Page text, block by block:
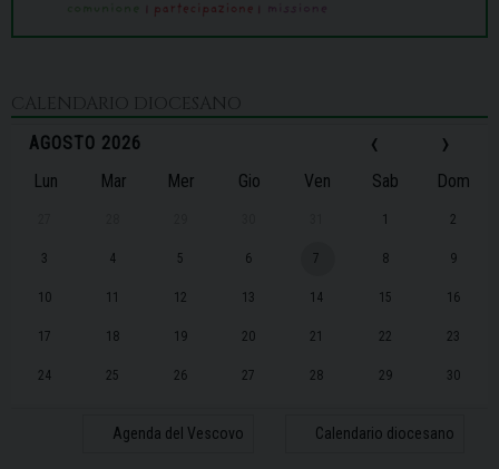
CALENDARIO DIOCESANO
‹
AGOSTO 2026 ›
Lun Mar Mer Gio Ven Sab Dom
1 2
3 4 5 6 7 8 9
10 11 12 13 14 15 16
17 18 19 20 21 22 23
24 25 26 27 28 29 30
Agenda del Vescovo Calendario diocesano